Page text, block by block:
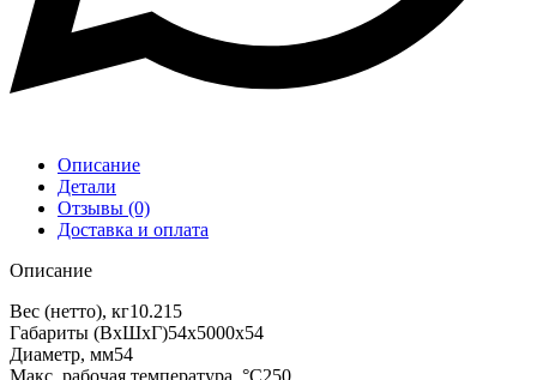
Описание
Детали
Отзывы (0)
Доставка и оплата
Описание
Вес (нетто), кг10.215
Габариты (ВхШхГ)54х5000х54
Диаметр, мм54
Макс. рабочая температура, °C250